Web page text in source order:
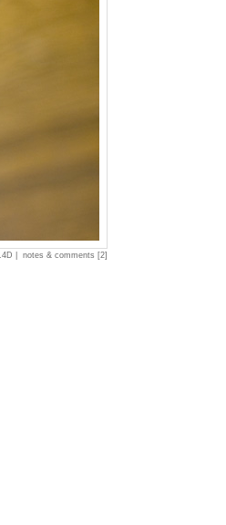
| notes & comments [2]